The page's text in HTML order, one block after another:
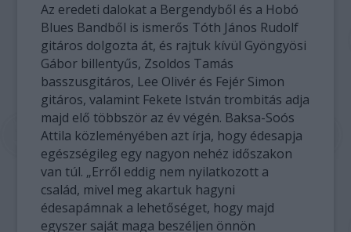
Az eredeti dalokat a Bergendyből és a Hobó
Blues Bandből is ismerős Tóth János Rudolf
gitáros dolgozta át, és rajtuk kívül Gyöngyösi
Gábor billentyűs, Zsoldos Tamás
basszusgitáros, Lee Olivér és Fejér Simon
gitáros, valamint Fekete István trombitás adja
majd elő többször az év végén. Baksa-Soós
Attila közleményében azt írja, hogy édesapja
egészségileg egy nagyon nehéz időszakon
van túl. „Erről eddig nem nyilatkozott a
család, mivel meg akartuk hagyni
édesapámnak a lehetőséget, hogy majd
egyszer saját maga beszéljen önnön